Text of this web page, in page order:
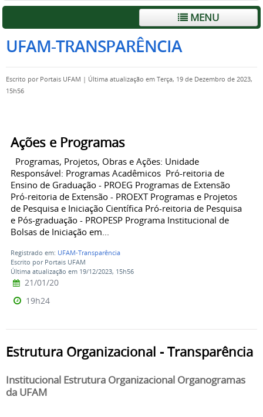
MENU
UFAM-TRANSPARÊNCIA
Escrito por Portais UFAM | Última atualização em Terça, 19 de Dezembro de 2023,
15h56
Ações e Programas
Programas, Projetos, Obras e Ações: Unidade
Responsável: Programas Acadêmicos Pró-reitoria de
Ensino de Graduação - PROEG Programas de Extensão
Pró-reitoria de Extensão - PROEXT Programas e Projetos
de Pesquisa e Iniciação Científica Pró-reitoria de Pesquisa
e Pós-graduação - PROPESP Programa Institucional de
Bolsas de Iniciação em...
Registrado em: UFAM-Transparência
Escrito por Portais UFAM
Última atualização em 19/12/2023, 15h56
21/01/20
19h24
Estrutura Organizacional - Transparência
Institucional Estrutura Organizacional Organogramas
da UFAM